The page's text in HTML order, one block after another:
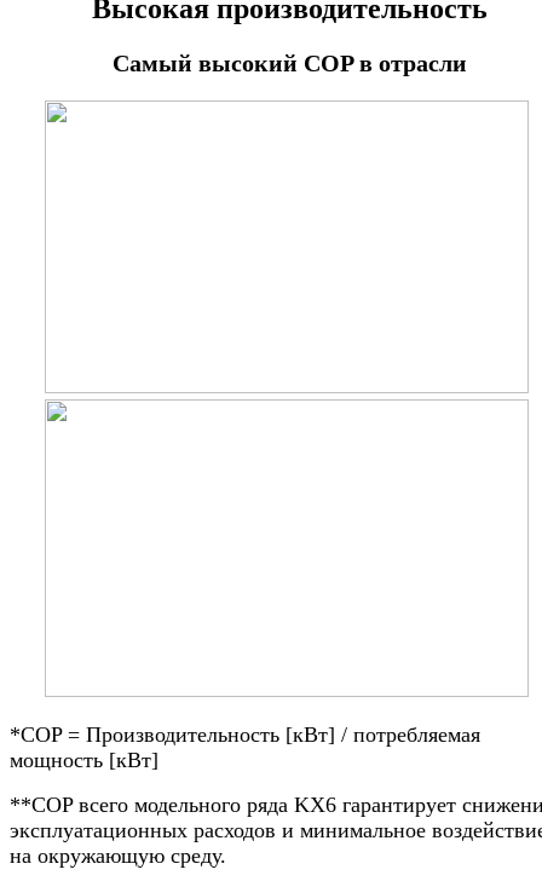
Высокая производительность
Самый высокий COP в отрасли
*COP = Производительность [кВт] / потребляемая
мощность [кВт]
**COP всего модельного ряда KX6 гарантирует
эксплуатационных расходов и минимальное
на окружающую среду.